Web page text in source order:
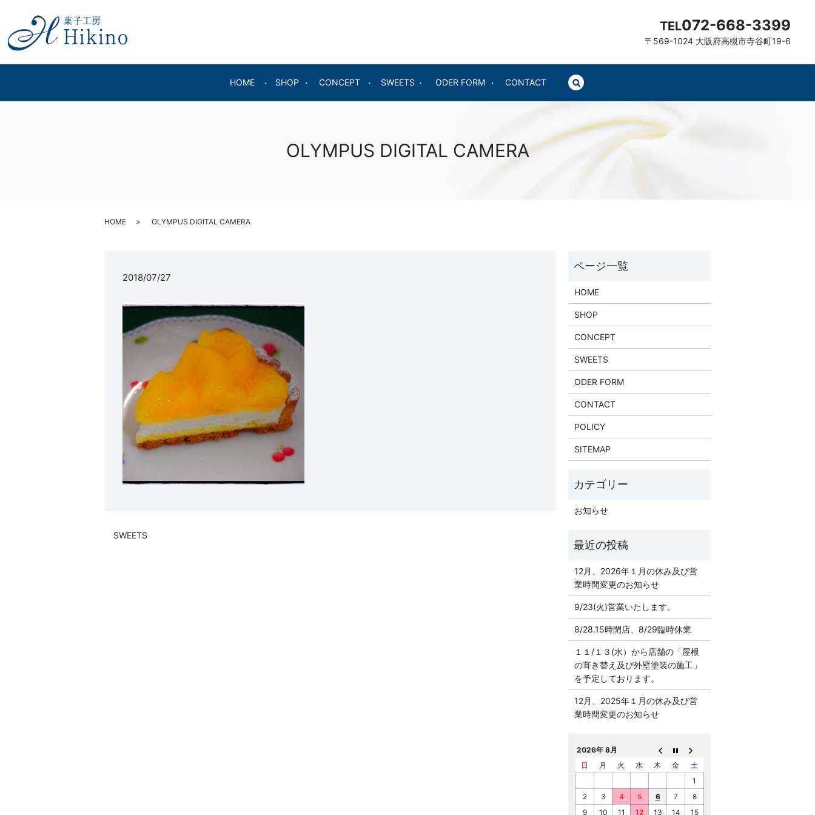
HOME SHOP CONCEPT SWEETS ODER FORM CONTACT
TEL072-668-3399
〒569-1024 大阪府高槻市寺谷町19-6
OLYMPUS DIGITAL CAMERA
HOME OLYMPUS DIGITAL CAMERA
2018/07/27
SWEETS
HOME
SHOP
CONCEPT
SWEETS
ODER FORM
CONTACT
POLICY
SITEMAP
お知らせ
12月、2026年１月の休み及び営
業時間変更のお知らせ
9/23(火)営業いたします。
8/28.15時閉店、8/29臨時休業
１１/１３(水）から店舗の「屋根
の葺き替え及び外壁塗装の施工」
を予定しております。
12月、2025年１月の休み及び営
業時間変更のお知らせ
2026年 8月
日
月 火 水 木 金
土
1
2
3 4 5 6 7
8
9
10 11 12 13 14 15